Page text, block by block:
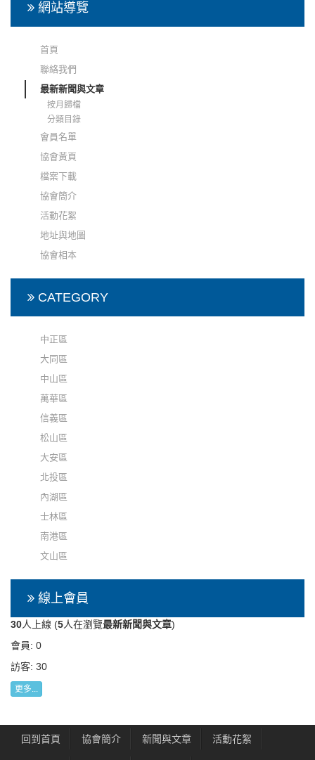
網站導覽
首頁
聯絡我們
最新新聞與文章
按月歸檔
分類目錄
會員名單
協會黃頁
檔案下載
協會簡介
活動花絮
地址與地圖
協會相本
CATEGORY
中正區
大同區
中山區
萬華區
信義區
松山區
大安區
北投區
內湖區
士林區
南港區
文山區
線上會員
30人上線 (5人在瀏覽最新新聞與文章)
會員: 0
訪客: 30
更多...
回到首頁 協會簡介 新聞與文章 活動花絮